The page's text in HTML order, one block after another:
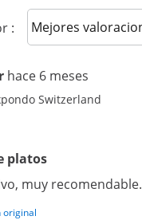
: Sort reviews
hace 6 meses
Switzerland
platos
muy recomendable.
original